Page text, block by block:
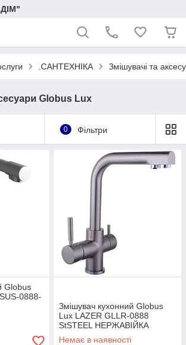
.САНТЕХНІКА Змішувачі та
Globus Lux
0 Фільтри
Globus
0888-
Змішувач кухонний Globus
Lux LAZER GLLR-0888
StSTEEL НЕРЖАВІЙКА
комбінований
Немає в наявності